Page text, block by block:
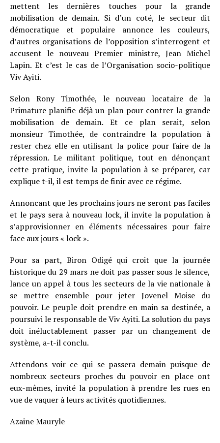
mettent les dernières touches pour la grande
mobilisation de demain. Si d’un coté, le secteur dit
démocratique et populaire annonce les couleurs,
d’autres organisations de l’opposition s’interrogent et
accusent le nouveau Premier ministre, Jean Michel
Lapin. Et c’est le cas de l’Organisation socio-politique
Viv Ayiti.
Selon Rony Timothée, le nouveau locataire de la
Primature planifie déjà un plan pour contrer la grande
mobilisation de demain. Et ce plan serait, selon
monsieur Timothée, de contraindre la population à
rester chez elle en utilisant la police pour faire de la
répression. Le militant politique, tout en dénonçant
cette pratique, invite la population à se préparer, car
explique t-il, il est temps de finir avec ce régime.
Annoncant que les prochains jours ne seront pas faciles
et le pays sera à nouveau lock, il invite la population à
s’approvisionner en éléments nécessaires pour faire
face aux jours « lock ».
Pour sa part, Biron Odigé qui croit que la journée
historique du 29 mars ne doit pas passer sous le silence,
lance un appel à tous les secteurs de la vie nationale à
se mettre ensemble pour jeter Jovenel Moise du
pouvoir. Le peuple doit prendre en main sa destinée, a
poursuivi le responsable de Viv Ayiti. La solution du pays
doit inéluctablement passer par un changement de
système, a-t-il conclu.
Attendons voir ce qui se passera demain puisque de
nombreux secteurs proches du pouvoir en place ont
eux-mêmes, invité la population à prendre les rues en
vue de vaquer à leurs activités quotidiennes.
Azaine Mauryle